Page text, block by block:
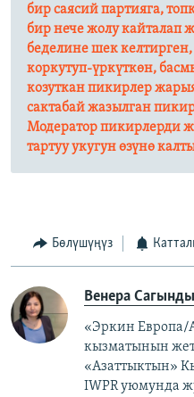
бир саясий партияга,
бир нече жолу кайталап
беделине шек
коркутуп-үркүткөн,
козуткан пикирлер
сактабай жазылган
Модератор пикирлерди
тартуу укугун өзүнө
Бөлүшүңүз
Венера
«Эркин Европа/
кызматынын
«Азаттыктын»
IWPR уюмунда